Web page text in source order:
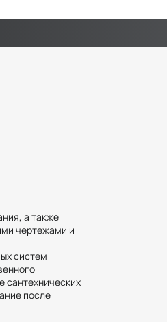
а также
чертежами и
систем
сантехнических
после